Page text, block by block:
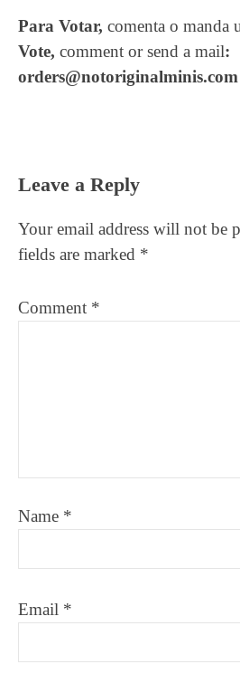
Para Votar, comenta o manda
Vote, comment or send a mail:
orders@notoriginalminis.com
Reader
Leave a Reply
Your email address will not be
fields are marked *
Comment *
Name *
Email *